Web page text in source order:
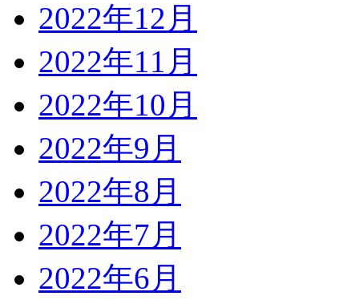
2022年12月
2022年11月
2022年10月
2022年9月
2022年8月
2022年7月
2022年6月